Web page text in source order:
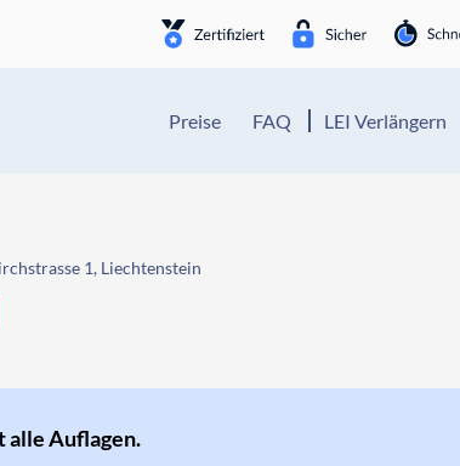
Preise FAQ LEI Verlängern
1, Liechtenstein
alle Auflagen.